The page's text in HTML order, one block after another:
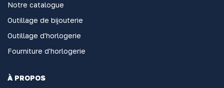
Notre catalogue
Outillage de bijouterie
Outillage d'horlogerie
Fourniture d'horlogerie
À PROPOS